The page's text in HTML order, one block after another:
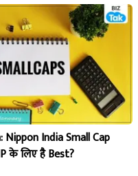
Nippon India Small Cap
के लिए है Best?